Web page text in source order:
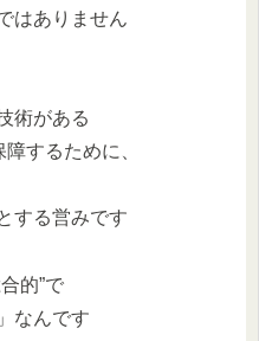
はありません
術がある
するために、
する営みです
的”で
なんです